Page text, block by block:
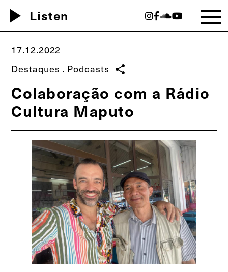
play_arrow Listen
17.12.2022
Destaques . Podcasts share
Colaboração com a Rádio
Cultura Maputo